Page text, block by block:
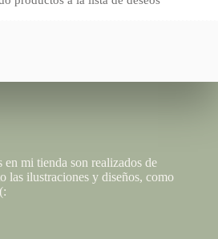
mi tienda son realizados de
las ilustraciones y diseños, como